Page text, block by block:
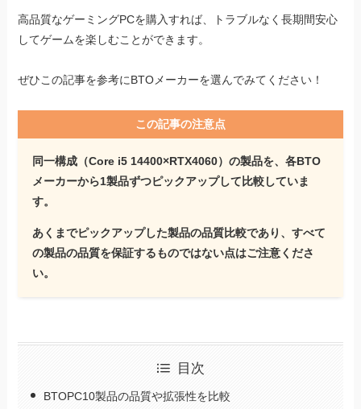
高品質なゲーミングPCを購入すれば、トラブルなく長期間安心
してゲームを楽しむことができます。
ぜひこの記事を参考にBTOメーカーを選んでみてください！
この記事の注意点
同一構成（Core i5 14400×RTX4060）の製品を、各BTO
メーカーから1製品ずつピックアップして比較していま
す。
あくまでピックアップした製品の品質比較であり、すべて
の製品の品質を保証するものではない点はご注意くださ
い。
目次
BTOPC10製品の品質や拡張性を比較